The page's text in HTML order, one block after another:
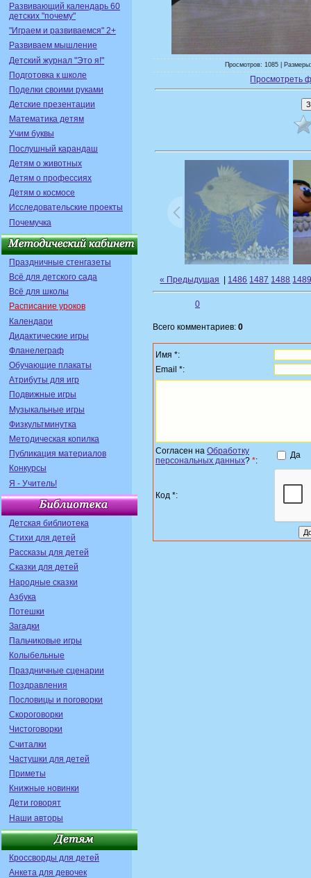
Развивающий календарь 60
детских "почему"
"Играем и развиваемся" 2+
Развиваем мышление
Детский журнал "Это я!"
Подготовка к школе
Поделки своими руками
Детские презентации
Математика детям
Учим буквы
Послушный карандаш
Детям о животных
Детям о профессиях
Детям о космосе
Исследовательские проекты
Почемучка
Праздничные стенгазеты
Всё для детского сада
Всё для школы
Расписание уроков
Календари
Дидактические игры
Фланелеграф
Обучающие плакаты
Атрибуты для игр
Подвижные игры
Музыкальные игры
Физкультминутка
Методическая копилка
Публикация материалов
Конкурсы
Я - Учитель!
Детская библиотека
Стихи для детей
Рассказы для детей
Сказки для детей
Народные сказки
Азбука
Потешки
Загадки
Пальчиковые игры
Колыбельные
Праздничные сценарии
Поздравления
Пословицы и поговорки
Скороговорки
Чистоговорки
Считалки
Частушки для детей
Приметы
Книжные новинки
Дети говорят
Наши авторы
Кроссворды для детей
Анкета для девочек
Просмотров: 1085 |
Просмотреть
« Предыдущая 1486 1487 1488
0
Всего комментариев: 0
Имя *:
Email *:
Согласен на Обработку
персональных данных? *:
Да
Код *: